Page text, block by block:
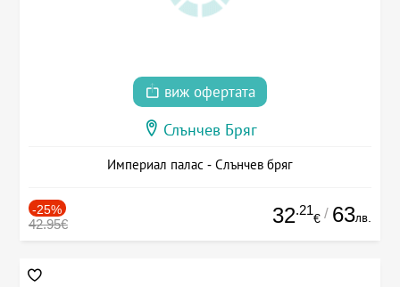
виж офертата
Слънчев Бряг
Империал палас - Слънчев бряг
-25%
42.95€ 32.21
€ / 63лв.